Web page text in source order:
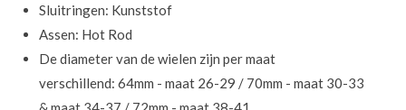
Sluitringen: Kunststof
Assen: Hot Rod
De diameter van de wielen zijn per maat
verschillend: 64mm - maat 26-29 / 70mm - maat 30-33